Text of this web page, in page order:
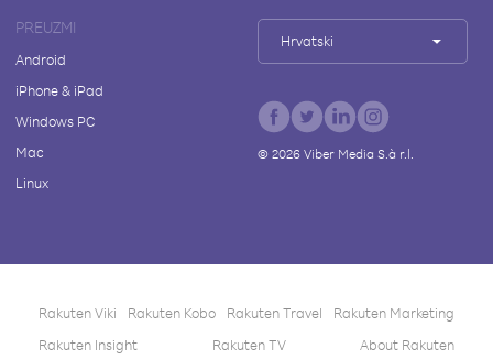
PREUZMI
Android
iPhone & iPad
Windows PC
Mac
Linux
Hrvatski
© 2026Viber Media S.à r.l.
Rakuten Viki Rakuten Kobo Rakuten Travel
Rakuten Marketing
Rakuten Insight
Rakuten TV About Rakuten